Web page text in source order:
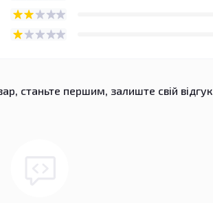
станьте першим, залиште свій відгук.